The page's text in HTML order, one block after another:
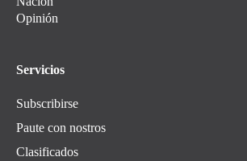
Opinión
Servicios
Subscribirse
Paute con nostros
Clasificados